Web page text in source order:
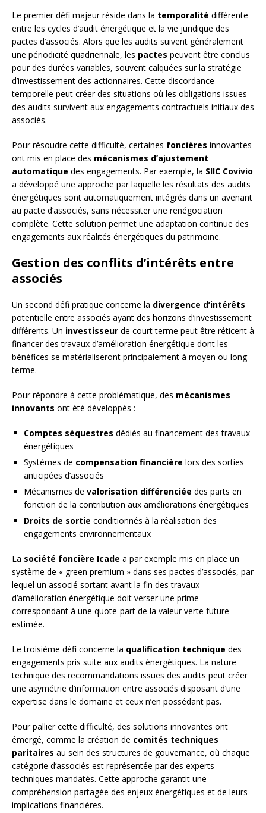
Le premier défi majeur réside dans la temporalité différente
entre les cycles d’audit énergétique et la vie juridique des
pactes d’associés. Alors que les audits suivent généralement
une périodicité quadriennale, les pactes peuvent être conclus
pour des durées variables, souvent calquées sur la stratégie
d’investissement des actionnaires. Cette discordance
temporelle peut créer des situations où les obligations issues
des audits survivent aux engagements contractuels initiaux des
associés.
Pour résoudre cette difficulté, certaines foncières innovantes
ont mis en place des mécanismes d’ajustement
automatique des engagements. Par exemple, la SIIC Covivio
a développé une approche par laquelle les résultats des audits
énergétiques sont automatiquement intégrés dans un avenant
au pacte d’associés, sans nécessiter une renégociation
complète. Cette solution permet une adaptation continue des
engagements aux réalités énergétiques du patrimoine.
Gestion des conflits d’intérêts entre
associés
Un second défi pratique concerne la divergence d’intérêts
potentielle entre associés ayant des horizons d’investissement
différents. Un investisseur de court terme peut être réticent à
financer des travaux d’amélioration énergétique dont les
bénéfices se matérialiseront principalement à moyen ou long
terme.
Pour répondre à cette problématique, des mécanismes
innovants ont été développés :
Comptes séquestres dédiés au financement des travaux
énergétiques
Systèmes de compensation financière lors des sorties
anticipées d’associés
Mécanismes de valorisation différenciée des parts en
fonction de la contribution aux améliorations énergétiques
Droits de sortie conditionnés à la réalisation des
engagements environnementaux
La société foncière Icade a par exemple mis en place un
système de « green premium » dans ses pactes d’associés, par
lequel un associé sortant avant la fin des travaux
d’amélioration énergétique doit verser une prime
correspondant à une quote-part de la valeur verte future
estimée.
Le troisième défi concerne la qualification technique des
engagements pris suite aux audits énergétiques. La nature
technique des recommandations issues des audits peut créer
une asymétrie d’information entre associés disposant d’une
expertise dans le domaine et ceux n’en possédant pas.
Pour pallier cette difficulté, des solutions innovantes ont
émergé, comme la création de comités techniques
paritaires au sein des structures de gouvernance, où chaque
catégorie d’associés est représentée par des experts
techniques mandatés. Cette approche garantit une
compréhension partagée des enjeux énergétiques et de leurs
implications financières.